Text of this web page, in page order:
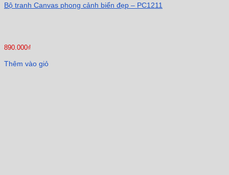
Bộ tranh Canvas phong cảnh biển đẹp – PC1211
890.000₫
Thêm vào giỏ